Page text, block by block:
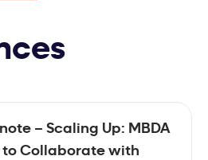
– Scaling Up: MBDA
to Collaborate with